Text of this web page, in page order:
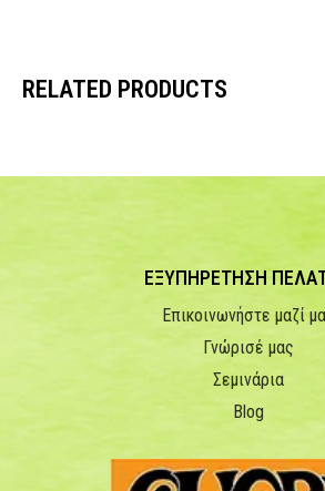
RELATED PRODUCTS
ΕΞΥΠΗΡΕΤΗΣΗ
Επικοινωνήστε μαζί
Γνώρισέ μας
Σεμινάρια
Blog